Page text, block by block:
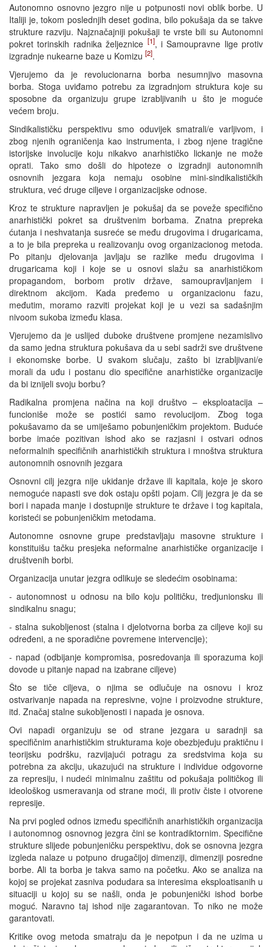
Autonomno osnovno jezgro nije u potpunosti novi oblik borbe. U
Italiji je, tokom poslednjih deset godina, bilo pokušaja da se takve
strukture razviju. Najznačajniji pokušaji te vrste bili su Autonomni
pokret torinskih radnika željeznice [1], i Samoupravne lige protiv
izgradnje nukearne baze u Komizu [2].
Vjerujemo da je revolucionarna borba nesumnjivo masovna
borba. Stoga uviđamo potrebu za izgradnjom struktura koje su
sposobne da organizuju grupe izrabljivanih u što je moguće
većem broju.
Sindikalističku perspektivu smo oduvijek smatrali/e varljivom, i
zbog njenih ograničenja kao instrumenta, i zbog njene tragične
istorijske involucije koju nikakvo anarhističko lickanje ne može
oprati. Tako smo došli do hipoteze o izgradnji autonomnih
osnovnih jezgara koja nemaju osobine mini-sindikalističkih
struktura, već druge ciljeve i organizacijske odnose.
Kroz te strukture napravljen je pokušaj da se poveže specifično
anarhistički pokret sa društvenim borbama. Znatna prepreka
ćutanja i neshvatanja susreće se među drugovima i drugaricama,
a to je bila prepreka u realizovanju ovog organizacionog metoda.
Po pitanju djelovanja javljaju se razlike među drugovima i
drugaricama koji i koje se u osnovi slažu sa anarhističkom
propagandom, borbom protiv države, samoupravljanjem i
direktnom akcijom. Kada pređemo u organizacionu fazu,
međutim, moramo razviti projekat koji je u vezi sa sadašnjim
nivoom sukoba između klasa.
Vjerujemo da je uslijed duboke društvene promjene nezamislivo
da samo jedna struktura pokušava da u sebi sadrži sve društvene
i ekonomske borbe. U svakom slučaju, zašto bi izrabljivani/e
morali da uđu i postanu dio specifične anarhističke organizacije
da bi iznijeli svoju borbu?
Radikalna promjena načina na koji društvo – eksploatacija –
funcioniše može se postići samo revolucijom. Zbog toga
pokušavamo da se umiješamo pobunjeničkim projektom. Buduće
borbe imaće pozitivan ishod ako se razjasni i ostvari odnos
neformalnih specifičnih anarhističkih struktura i mnoštva struktura
autonomnih osnovnih jezgara
Osnovni cilj jezgra nije ukidanje države ili kapitala, koje je skoro
nemoguće napasti sve dok ostaju opšti pojam. Cilj jezgra je da se
bori i napada manje i dostupnije strukture te države i tog kapitala,
koristeći se pobunjeničkim metodama.
Autonomne osnovne grupe predstavljaju masovne strukture i
konstituišu tačku presjeka neformalne anarhističke organizacije i
društvenih borbi.
Organizacija unutar jezgra odlikuje se sledećim osobinama:
- autonomnost u odnosu na bilo koju političku, tredjunionsku ili
sindikalnu snagu;
- stalna sukobljenost (stalna i djelotvorna borba za ciljeve koji su
određeni, a ne sporadične povremene intervencije);
- napad (odbijanje kompromisa, posredovanja ili sporazuma koji
dovode u pitanje napad na izabrane ciljeve)
Što se tiče ciljeva, o njima se odlučuje na osnovu i kroz
ostvarivanje napada na represivne, vojne i proizvodne strukture,
itd. Značaj stalne sukobljenosti i napada je osnova.
Ovi napadi organizuju se od strane jezgara u saradnji sa
specifičnim anarhističkim strukturama koje obezbjeđuju praktičnu i
teorijsku podršku, razvijajući potragu za sredstvima koja su
potrebna za akciju, ukazujući na strukture i individue odgovorne
za represiju, i nudeći minimalnu zaštitu od pokušaja političkog ili
ideološkog usmeravanja od strane moći, ili protiv čiste i otvorene
represije.
Na prvi pogled odnos između specifičnih anarhističkih organizacija
i autonomnog osnovnog jezgra čini se kontradiktornim. Specifične
strukture slijede pobunjeničku perspektivu, dok se osnovna jezgra
izgleda nalaze u potpuno drugačijoj dimenziji, dimenziji posredne
borbe. Ali ta borba je takva samo na početku. Ako se analiza na
kojoj se projekat zasniva podudara sa interesima eksploatisanih u
situaciji u kojoj su se našli, onda je pobunjenički ishod borbe
moguć. Naravno taj ishod nije zagarantovan. To niko ne može
garantovati.
Kritike ovog metoda smatraju da je nepotpun i da ne uzima u